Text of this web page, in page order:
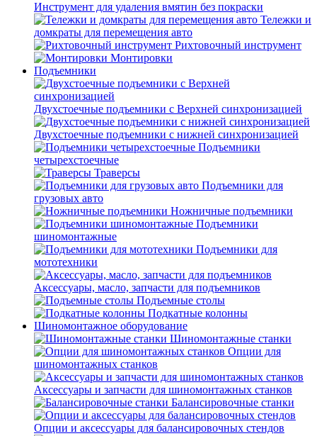
Инструмент для удаления вмятин без покраски
Тележки и
домкраты для перемещения авто
Рихтовочный инструмент
Монтировки
Подъемники
Двухстоечные подъемники с Верхней синхронизацией
Двухстоечные подъемники с нижней синхронизацией
Подъемники
четырехстоечные
Траверсы
Подъемники для
грузовых авто
Ножничные подъемники
Подъемники
шиномонтажные
Подъемники для
мототехники
Аксессуары, масло, запчасти для подъемников
Подъемные столы
Подкатные колонны
Шиномонтажное оборудование
Шиномонтажные станки
Опции для
шиномонтажных станков
Аксессуары и запчасти для шиномонтажных станков
Балансировочные станки
Опции и аксессуары для балансировочных стендов